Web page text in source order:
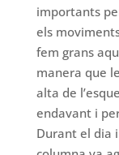
importants
els
fem grans
manera que
alta de
endavant i
Durant el dia